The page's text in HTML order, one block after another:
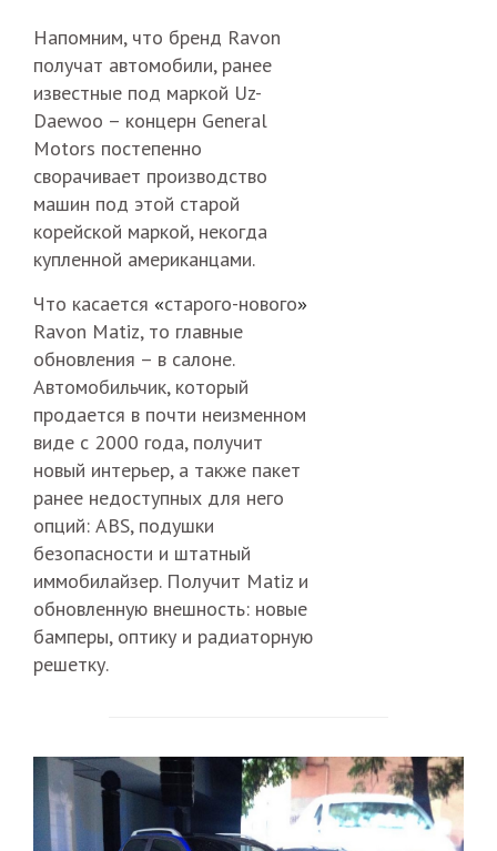
Напомним, что бренд Ravon
получат автомобили, ранее
известные под маркой Uz-
Daewoo – концерн General
Motors постепенно
сворачивает производство
машин под этой старой
корейской маркой, некогда
купленной американцами.
Что касается «старого-нового»
Ravon Matiz, то главные
обновления – в салоне.
Автомобильчик, который
продается в почти неизменном
виде с 2000 года, получит
новый интерьер, а также пакет
ранее недоступных для него
опций: ABS, подушки
безопасности и штатный
иммобилайзер. Получит Matiz и
обновленную внешность: новые
бамперы, оптику и радиаторную
решетку.